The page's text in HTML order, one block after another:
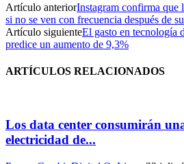
Artículo anteriorInstagram confirma que
si no se ven con frecuencia después de
Artículo siguienteEl gasto en tecnología
predice un aumento de 9,3%
ARTÍCULOS RELACIONADOS
Los data center consumirán
electricidad de...